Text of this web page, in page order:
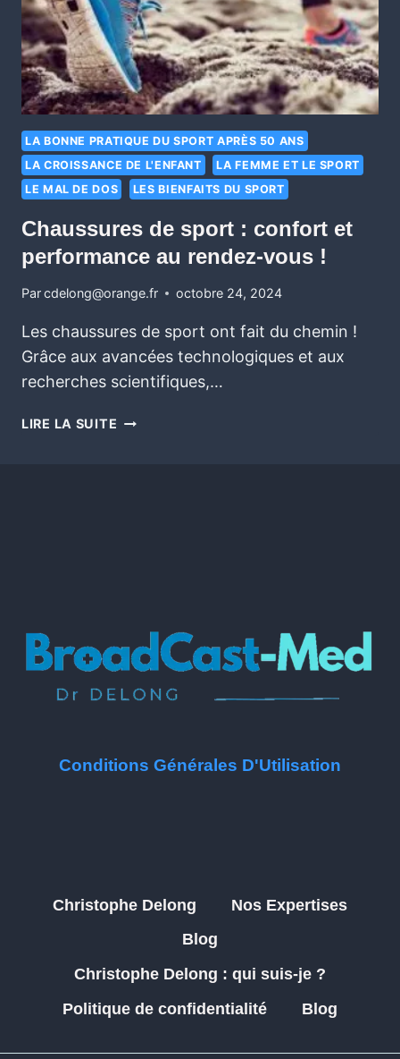
LA BONNE PRATIQUE DU SPORT APRÈS 50 ANS
LA CROISSANCE DE L'ENFANT
LA FEMME ET LE SPORT
LE MAL DE DOS
LES BIENFAITS DU SPORT
Chaussures de sport : confort et
performance au rendez-vous !
Parcdelong@orange.fr octobre 24, 2024
Les chaussures de sport ont fait du chemin !
Grâce aux avancées technologiques et aux
recherches scientifiques,…
LIRE LA SUITE
Conditions Générales D'Utilisation
Christophe Delong
Nos Expertises
Blog
Christophe Delong : qui suis-je ?
Politique de confidentialité
Blog